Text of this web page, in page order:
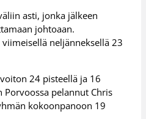
asti, jonka jälkeen
johtoaan.
neljänneksellä 23
24 pisteellä ja 16
pelannut Chris
kokoonpanoon 19